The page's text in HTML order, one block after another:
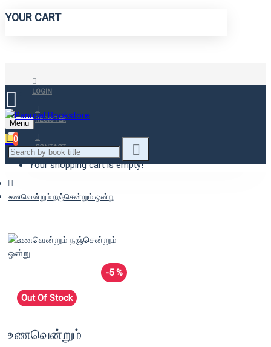
YOUR CART
LOGIN
REGISTER
CONTACT
Menu
0
Your shopping cart is empty!
உணவென்றும் நஞ்சென்றும் ஒன்று
-5 %
Out Of Stock
உணவென்றும்